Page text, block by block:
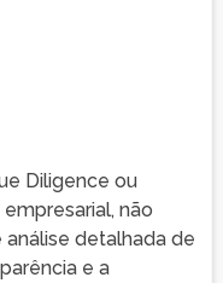
Diligence ou
não
detalhada de
e a